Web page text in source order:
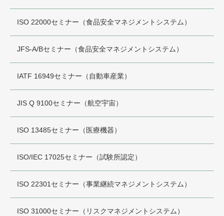
ISO 22000セミナー（食品安全マネジメントシステム）
JFS-A/Bセミナー（食品安全マネジメントシステム）
IATF 16949セミナー（自動車産業）
JIS Q 9100セミナー（航空宇宙）
ISO 13485セミナー（医療機器）
ISO/IEC 17025セミナー（試験所認定）
ISO 22301セミナー（事業継続マネジメントシステム）
ISO 31000セミナー（リスクマネジメントシステム）